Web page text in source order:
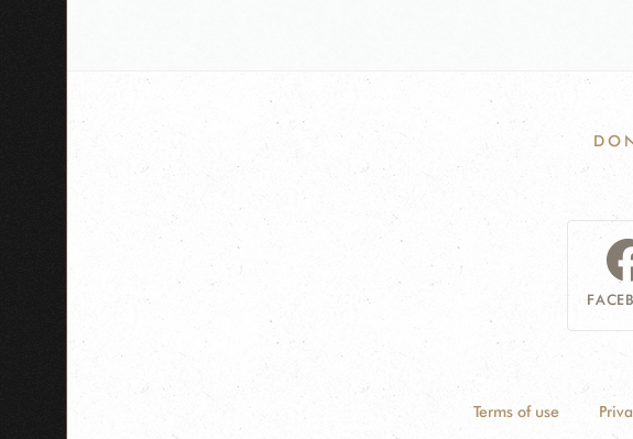
Terms of use